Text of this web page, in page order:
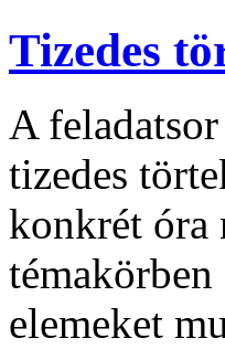
Tizedes
A
tizedes
konkrét óra
elemeket